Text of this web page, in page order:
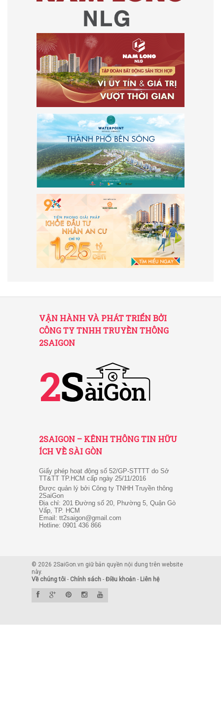
VẬN HÀNH VÀ PHÁT TRIỂN BỞI
CÔNG TY TNHH TRUYỀN THÔNG
2SAIGON
2SAIGON – KÊNH THÔNG TIN HỮU
ÍCH VỀ SÀI GÒN
Giấy phép hoạt động số 52/GP-STTTT do Sở
TT&TT TP.HCM cấp ngày 25/11/2016
Được quản lý bởi Công ty TNHH Truyền thông
2SaiGon
Địa chỉ: 201 Đường số 20, Phường 5, Quận Gò
Vấp, TP. HCM
Email: tt2saigon@gmail.com
Hotline: 0901 436 866
© 2026 2SaiGon.vn giữ bản quyền nội dung trên website
này.
Về chúng tôi - Chính sách - Điều khoản - Liên hệ